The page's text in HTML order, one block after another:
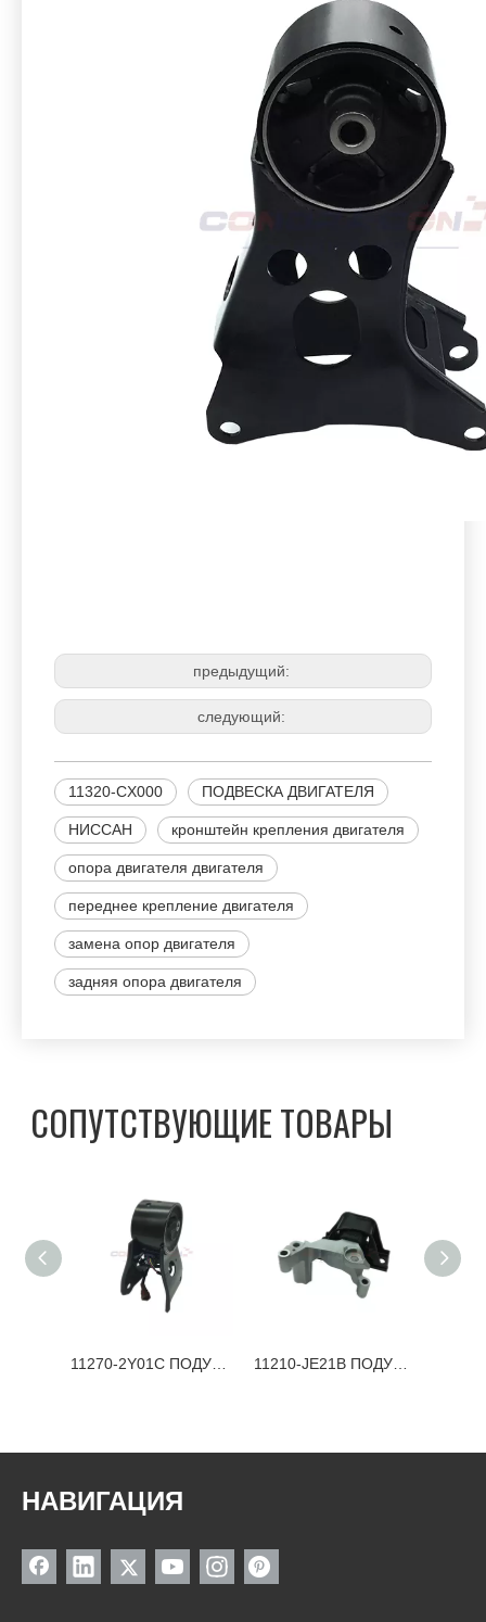
предыдущий:
следующий:
11320-CX000 ПОДВЕСКА ДВИГАТЕЛЯ
НИССАН кронштейн крепления двигателя
опора двигателя двигателя
переднее крепление двигателя
замена опор двигателя
задняя опора двигателя
СОПУТСТВУЮЩИЕ ТОВАРЫ
НАВИГАЦИЯ